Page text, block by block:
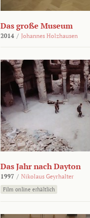
Das große Museum
2014 / Johannes Holzhausen
Das Jahr nach Dayton
1997 / Nikolaus Geyrhalter
Film online erhältlich